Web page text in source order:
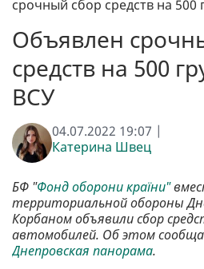
срочный сбор средств на 500
Объявлен
средств на 500
ВСУ
04.07.2022 19:07 |
Катерина Швец
БФ "Фонд оборони країни"
территориальной обороны
Корбаном объявили сбор
автомобилей. Об этом
Днепровская панорама.